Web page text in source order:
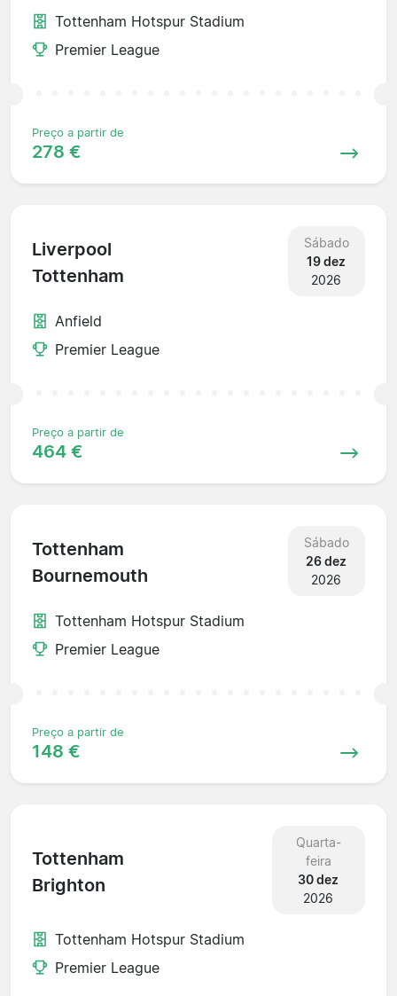
Tottenham Hotspur Stadium
Premier League
Preço a partir de
278 €
Liverpool
Tottenham
Sábado
19 dez
2026
Anfield
Premier League
Preço a partir de
464 €
Tottenham
Bournemouth
Sábado
26 dez
2026
Tottenham Hotspur Stadium
Premier League
Preço a partir de
148 €
Tottenham
Brighton
Quarta-
feira
30 dez
2026
Tottenham Hotspur Stadium
Premier League